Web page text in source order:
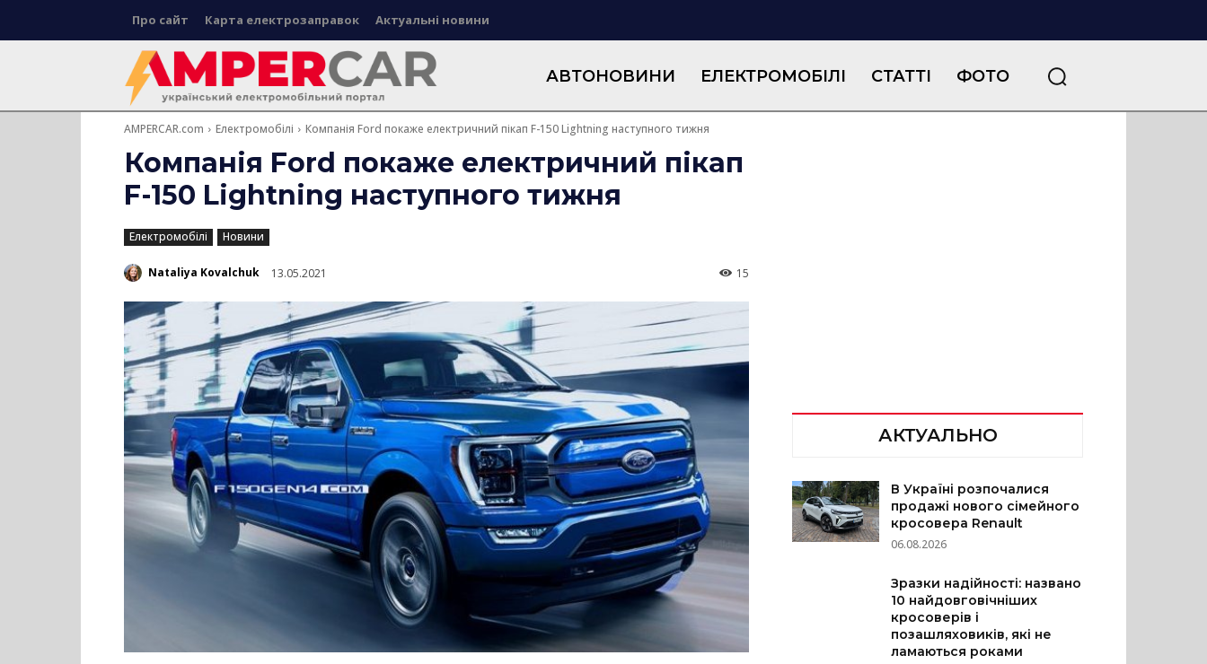
Про сайт Карта електрозаправок Актуальні новини
АВТОНОВИНИ ЕЛЕКТРОМОБІЛІ СТАТТІ ФОТО
AMPERCAR.com Електромобілі Компанія Ford покаже електричний пікап F-150 Lightning наступного тижня
Компанія Ford покаже електричний пікап
F-150 Lightning наступного тижня
Електромобілі Новини
Nataliya Kovalchuk 13.05.2021 15
АКТУАЛЬНО
В Україні розпочалися
продажі нового сімейного
кросовера Renault
06.08.2026
Зразки надійності: названо
10 найдовговічніших
кросоверів і
позашляховиків, які не
ламаються роками